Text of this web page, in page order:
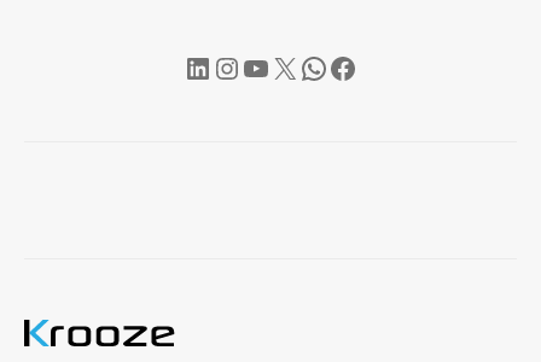
LinkedIn
Instagram
YouTube
X WhatsApp
Facebook